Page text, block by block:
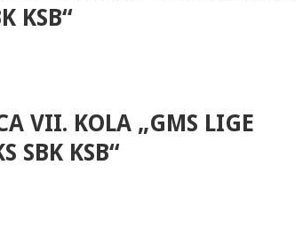
KSB“
VII. KOLA „GMS LIGE
SBK KSB“